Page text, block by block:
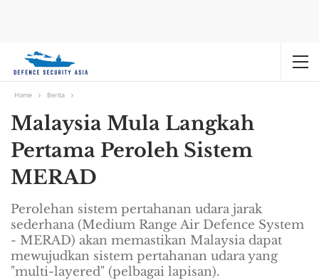
Home Berita
Malaysia Mula Langkah
Pertama Peroleh Sistem
MERAD
Perolehan sistem pertahanan udara jarak
sederhana (Medium Range Air Defence System
- MERAD) akan memastikan Malaysia dapat
mewujudkan sistem pertahanan udara yang
"multi-layered" (pelbagai lapisan).